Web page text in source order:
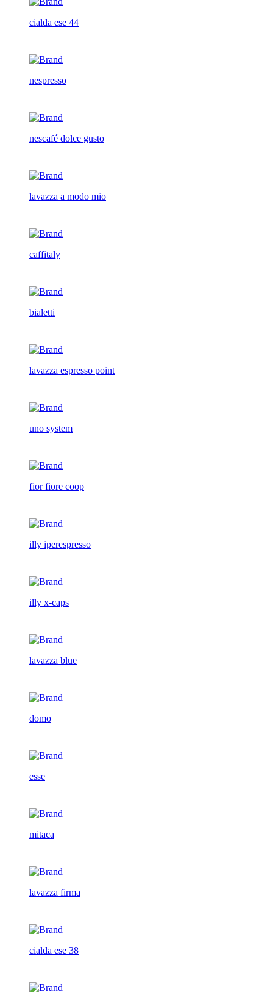
cialda ese 44
nespresso
nescafé dolce gusto
lavazza a modo mio
caffitaly
bialetti
lavazza espresso point
uno system
fior fiore coop
illy iperespresso
illy x-caps
lavazza blue
domo
esse
mitaca
lavazza firma
cialda ese 38